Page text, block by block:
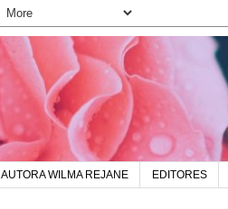
AUTORA WILMA REJANE EDITORES